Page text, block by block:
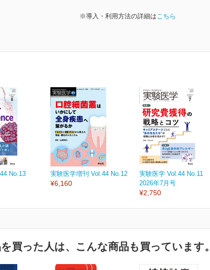
※導入・利用方法の詳細はこちら
No.13
実験医学増刊 Vol.44 No.12
¥6,160
実験医学 Vol.44 No.11
2026年7月号
¥2,750
買った人は、こんな商品も買っています。